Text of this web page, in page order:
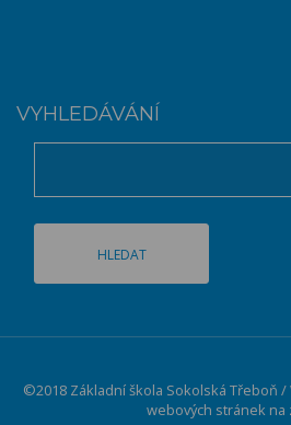
VYHLEDÁVÁNÍ
©2018 Základní škola Sokolská Třeboň
webových stránek na